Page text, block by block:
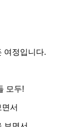
여정입니다.
모두!
서